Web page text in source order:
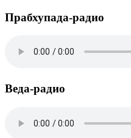
Прабхупада-радио
Веда-радио